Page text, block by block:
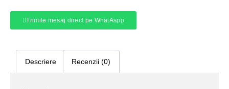
Trimite mesaj direct pe WhatAspp
Descriere Recenzii (0)